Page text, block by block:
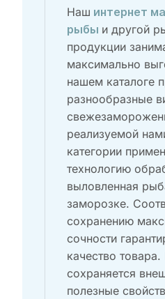
Наш интернет
рыбы и другой
продукции
максимально
нашем каталоге
разнообразные
реализуемой
категории
технологию
выловленная
заморозке.
сохранению
сочности
качество
сохраняется
полезные